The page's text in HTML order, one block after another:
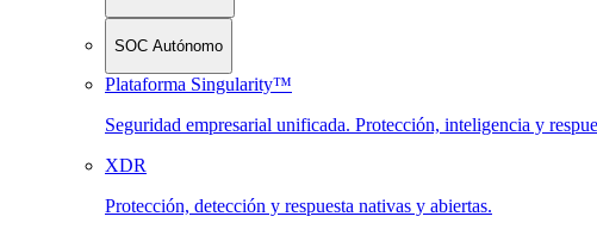
SOC Autónomo
Plataforma Singularity™
Seguridad empresarial unificada. Protección, inteligencia y
XDR
Protección, detección y respuesta nativas y abiertas.